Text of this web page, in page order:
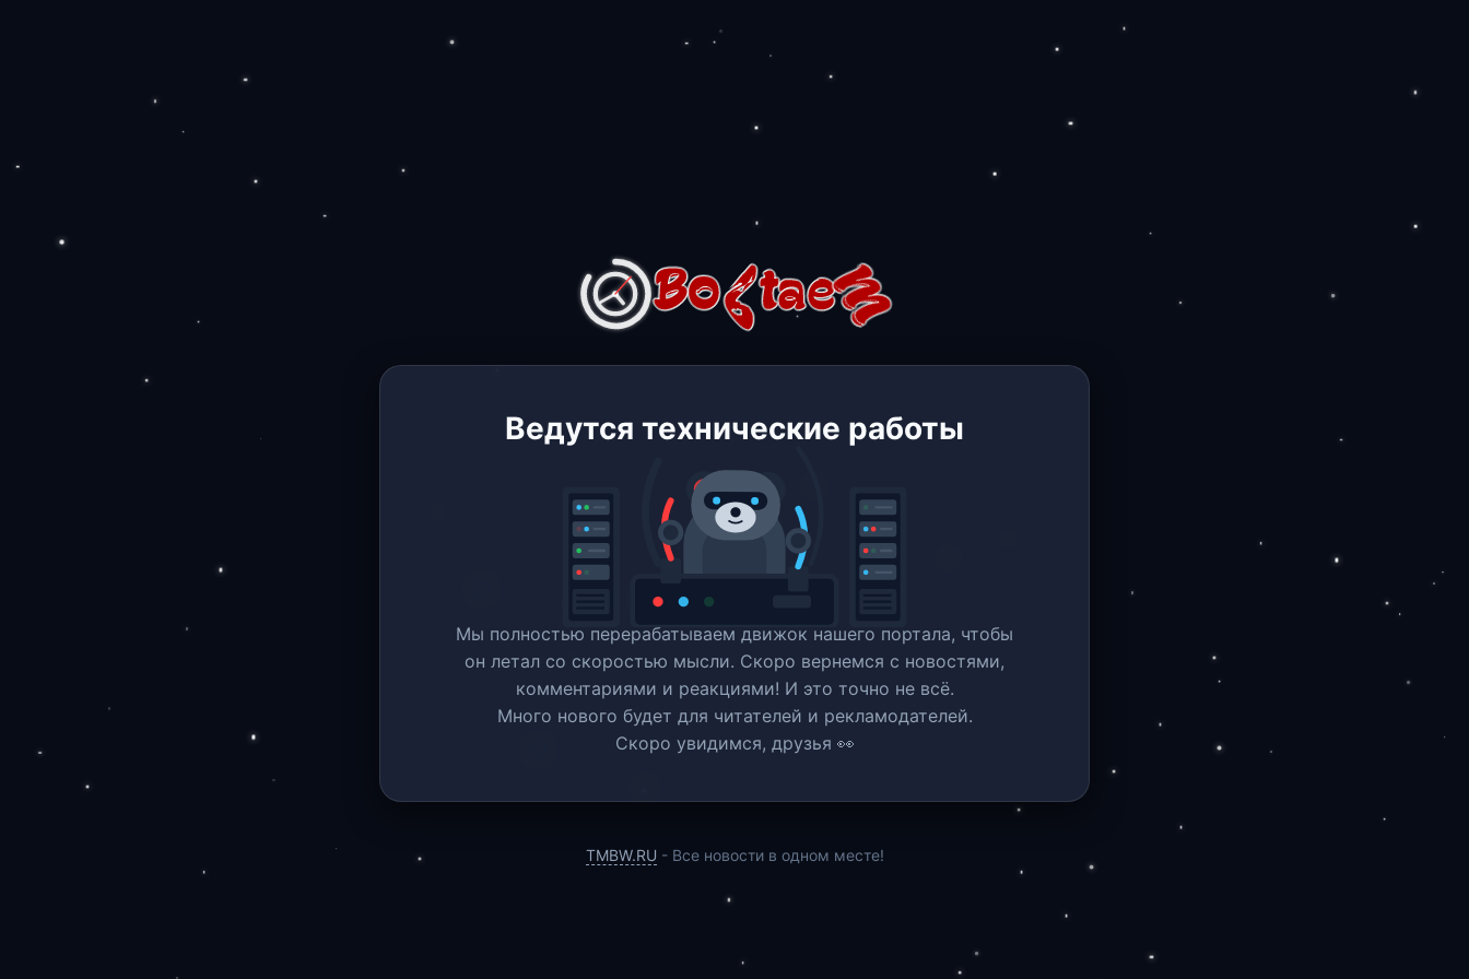
Ведутся технические работы
Мы полностью перерабатываем движок нашего портала, чтобы
он летал со скоростью мысли. Скоро вернемся c новостями,
комментариями и реакциями! И это точно не всё.
Много нового будет для читателей и рекламодателей.
Скоро увидимся, друзья 👀
TMBW.RU - Все новости в одном месте!